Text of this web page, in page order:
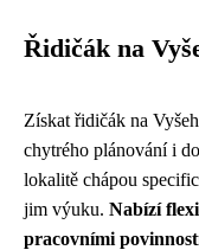
Řidičák na
Získat řidičák na
chytrého plánování i
lokalitě chápou
jim výuku. Nabízí
pracovními